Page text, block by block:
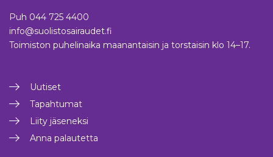
Puh 044 725 4400
info@suolistosairaudet.fi
Toimiston puhelinaika maanantaisin ja torstaisin klo 14–17.
Uutiset
Tapahtumat
Liity jäseneksi
Anna palautetta